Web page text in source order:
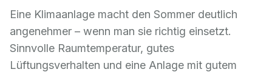
Eine Klimaanlage macht den Sommer deutlich
angenehmer – wenn man sie richtig einsetzt.
Sinnvolle Raumtemperatur, gutes
Lüftungsverhalten und eine Anlage mit gutem